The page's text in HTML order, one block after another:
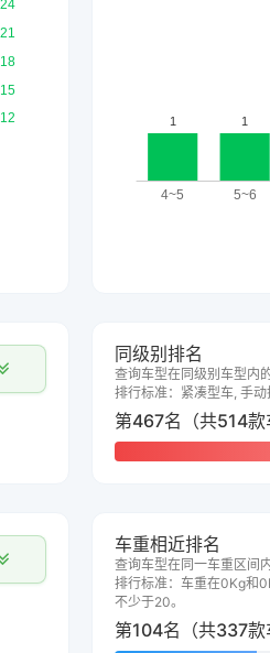
同级别排名
查询车型在同级别车型内
排行标准：紧凑型车, 手动
第467名（共514款
车重相近排名
查询车型在同一车重区间
排行标准：车重在0Kg和
不少于20。
第104名（共337款